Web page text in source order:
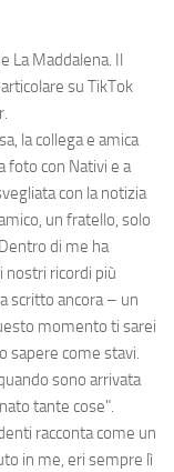
Maddalena. Il
su TikTok
la collega e amica
foto con Nativi e a
con la notizia
un fratello, solo
di me ha
nostri ricordi più
scritto ancora – un
momento ti sarei
sapere come stavi.
sono arrivata
tante cose".
racconta come un
in me, eri sempre lì